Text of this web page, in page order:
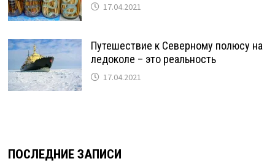
17.04.2021
Путешествие к Северному полюсу на
ледоколе – это реальность
17.04.2021
ПОСЛЕДНИЕ ЗАПИСИ